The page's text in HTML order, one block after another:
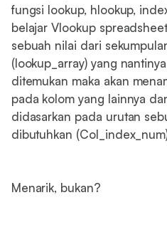
fungsi lookup, hlookup,
belajar Vlookup
sebuah nilai dari
(lookup_array) yang
ditemukan maka akan
pada kolom yang lainnya
didasarkan pada urutan
dibutuhkan
Menarik, bukan?